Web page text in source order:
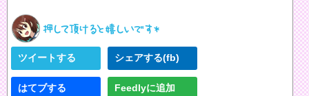
ツイートする シェアする(fb)
はてブする Feedlyに追加